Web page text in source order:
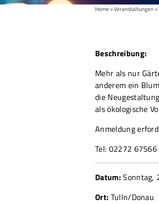
Home Veranstaltungen
Beschreibung:
Mehr als nur
anderem ein
die
als ökologische
Anmeldung
Tel: 02272 67566
Datum:Sonntag,
Ort: Tulln/Donau